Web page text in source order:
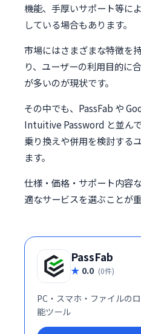
機能、手厚いサポート等に
している場合もあります。
市場にはさまざまな特徴を
り、ユーザーの利用目的に
が多いのが現状です。
その中でも、PassFab や
Intuitive Password と並ん
乗り換えや併用を検討する
ます。
仕様・価格・サポート内容
適なサービスを選ぶことが重
PassFab
0.0 (0件)
PC・スマホ・ファイルの
能ツール